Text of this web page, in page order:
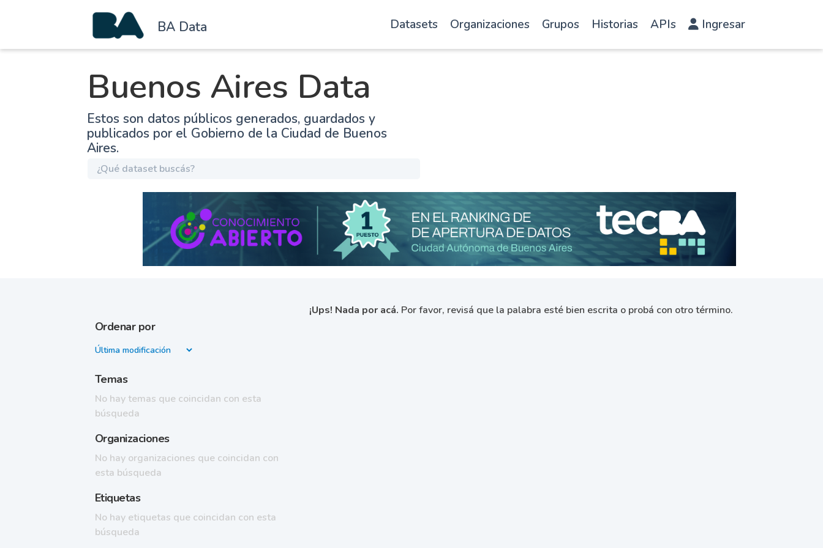
BA Data Datasets Organizaciones Grupos Historias APIs Ingresar
Buenos Aires Data
Estos son datos públicos generados, guardados y
publicados por el Gobierno de la Ciudad de Buenos
Aires.
Ordenar por
Temas
No hay temas que coincidan con esta
búsqueda
Organizaciones
No hay organizaciones que coincidan con
esta búsqueda
Etiquetas
No hay etiquetas que coincidan con esta
búsqueda
¡Ups! Nada por acá. Por favor, revisá que la palabra esté bien escrita o probá con otro término.